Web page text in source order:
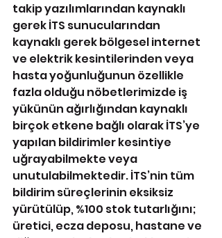
takip yazılımlarından kaynaklı
gerek İTS sunucularından
kaynaklı gerek bölgesel internet
ve elektrik kesintilerinden veya
hasta yoğunluğunun özellikle
fazla olduğu nöbetlerimizde iş
yükünün ağırlığından kaynaklı
birçok etkene bağlı olarak İTS’ye
yapılan bildirimler kesintiye
uğrayabilmekte veya
unutulabilmektedir. İTS’nin tüm
bildirim süreçlerinin eksiksiz
yürütülüp, %100 stok tutarlığını;
üretici, ecza deposu, hastane ve